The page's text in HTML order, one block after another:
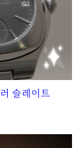
슬레이트